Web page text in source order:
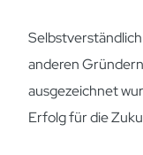
anderen
ausgezeichnet
Erfolg für die